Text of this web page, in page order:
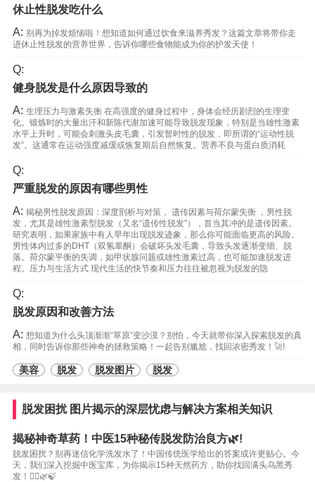
休止性脱发吃什么
A: 别再为掉发烦恼啦！想知道如何通过饮食来滋养秀发？这篇文章将带你走
进休止性脱发的营养世界，告诉你哪些食物能成为你的护发天使！
Q:
健身脱发是什么原因导致的
A: 生理压力与激素失衡 在高强度的健身过程中，身体会经历剧烈的生理变
化。锻炼时的大量出汗和新陈代谢加速可能导致脱发现象，特别是当雄性激素
水平上升时，可能会刺激头皮毛囊，引发暂时性的脱发，即所谓的“运动性脱
发”。这通常在运动强度减缓或恢复期后自然恢复。营养不良与蛋白质消耗
Q:
严重脱发的原因有哪些男性
A: 揭秘男性脱发原因：深度剖析与对策， 遗传因素与荷尔蒙失衡 ，男性脱
发，尤其是雄性激素型脱发（又名“遗传性脱发”），首当其冲的是遗传因素。
研究表明，如果家族中有人早年出现脱发迹象，那么你可能面临更高的风险。
男性体内过多的DHT（双氢睾酮）会破坏头发毛囊，导致头发逐渐变细、脱
落。荷尔蒙平衡的失调，如甲状腺问题或雄性激素过高，也可能加速脱发进
程。压力与生活方式 现代生活的快节奏和压力往往被忽视为脱发的隐
Q:
脱发原因和改善方法
A: 想知道为什么头顶渐渐“草原”变沙漠？别怕，今天就带你深入探索脱发的真
相，同时告诉你那些神奇的拯救策略！一起告别尴尬，找回浓密秀发！🚀!
美容 脱发 脱发图片 脱发
脱发困扰 图片揭示的深层忧虑与解决方案相关知识
揭秘神奇草药！中医15种秘传脱发防治良方🌿!
脱发困扰？别再迷信化学洗发水了！中国传统医学给出的答案或许更贴心。今
天，我们深入挖掘中医宝库，为你揭示15种天然药方，助你找回满头乌黑秀
发！👨‍⚕️🌿🍃